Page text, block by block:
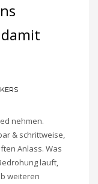
nehmen.
& schrittweise,
Anlass. Was
lauft,
weiteren